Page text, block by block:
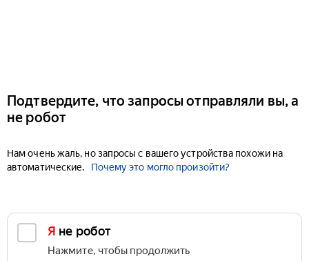
Подтвердите, что запросы отправляли вы, а
не робот
Нам очень жаль, но запросы с вашего устройства похожи на
автоматические.
Почему это могло произойти?
Я не робот
Нажмите, чтобы продолжить